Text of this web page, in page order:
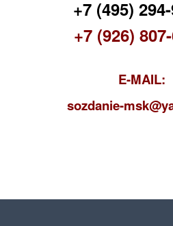
+7 (495)
+7 (926)
E-MAIL:
sozdanie-